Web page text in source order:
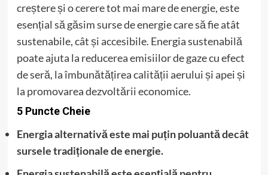
creștere și o cerere tot mai mare de energie, este
esențial să găsim surse de energie care să fie atât
sustenabile, cât și accesibile. Energia sustenabilă
poate ajuta la reducerea emisiilor de gaze cu efect
de seră, la îmbunătățirea calității aerului și apei și
la promovarea dezvoltării economice.
5 Puncte Cheie
Energia alternativă este mai puțin poluantă decât
sursele tradiționale de energie.